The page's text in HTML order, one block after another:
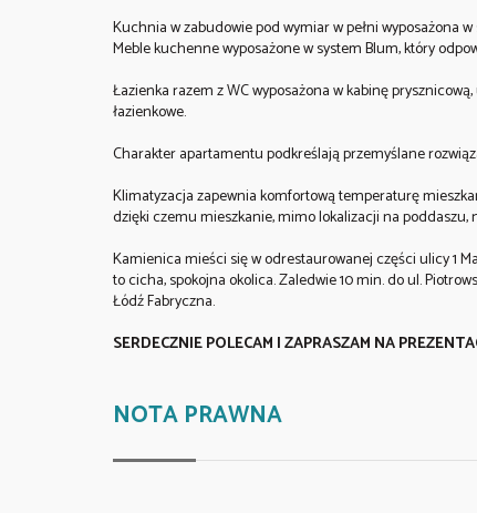
Kuchnia w zabudowie pod wymiar w pełni wyposażona
Meble kuchenne wyposażone w system Blum, który
Łazienka razem z WC wyposażona w kabinę
łazienkowe.
Charakter apartamentu podkreślają przemyślane
Klimatyzacja zapewnia komfortową temperaturę
dzięki czemu mieszkanie, mimo lokalizacji na
Kamienica mieści się w odrestaurowanej części ulicy 1
to cicha, spokojna okolica. Zaledwie 10 min. do ul.
Łódź Fabryczna.
SERDECZNIE POLECAM I ZAPRASZAM NA
NOTA PRAWNA